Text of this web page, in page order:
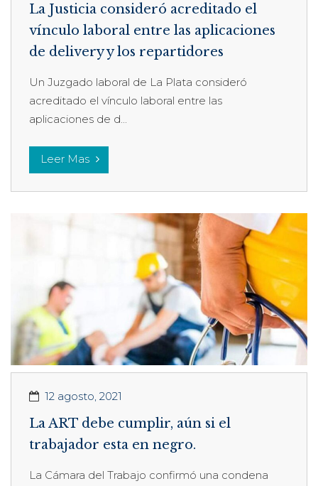
La Justicia consideró acreditado el
vínculo laboral entre las aplicaciones
de delivery y los repartidores
Un Juzgado laboral de La Plata consideró
acreditado el vínculo laboral entre las
aplicaciones de d...
Leer Mas
12 agosto, 2021
La ART debe cumplir, aún si el
trabajador esta en negro.
La Cámara del Trabajo confirmó una condena